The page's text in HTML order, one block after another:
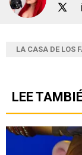
LA CASA DE LOS
LEE